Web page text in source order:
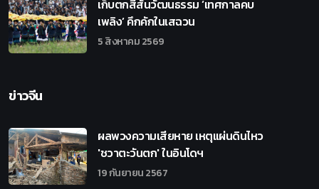
เก็บตกสีสันวัฒนธรรม ‘เทศกาลคบ
เพลิง’ คึกคักในเสฉวน
5 สิงหาคม 2569
ข่าวจีน
ผลพวงความเสียหาย เหตุแผ่นดินไหว
'ชวาตะวันตก' ในอินโดฯ
19 กันยายน 2567